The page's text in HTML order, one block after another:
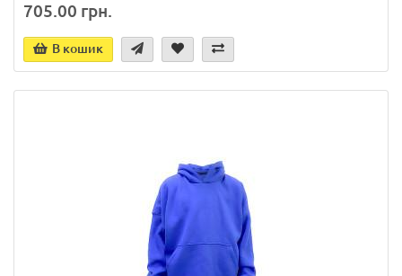
705.00 грн.
В кошик